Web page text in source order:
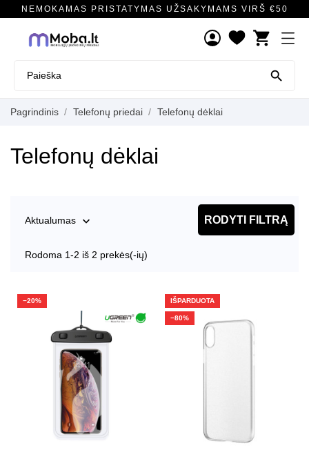
NEMOKAMAS PRISTATYMAS UŽSAKYMAMS VIRŠ €50
shopping_cart

Pagrindinis Telefonų priedai Telefonų dėklai
Telefonų dėklai
Aktualumas  RODYTI FILTRĄ
Rodoma 1-2 iš 2 prekės(-ių)
−20% IŠPARDUOTA
−80%